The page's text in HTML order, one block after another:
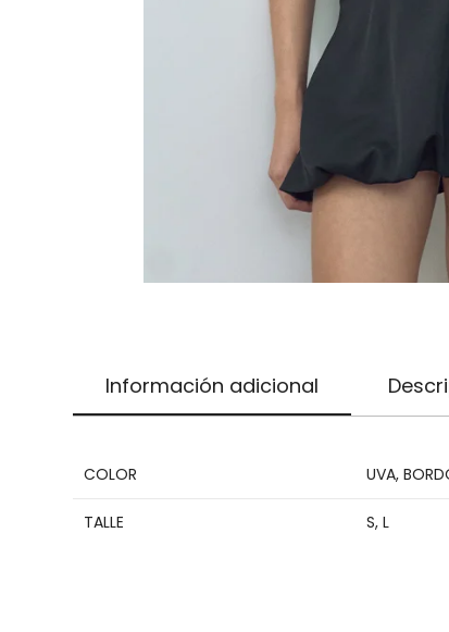
Información adicional
COLOR UVA,
TALLE S, L